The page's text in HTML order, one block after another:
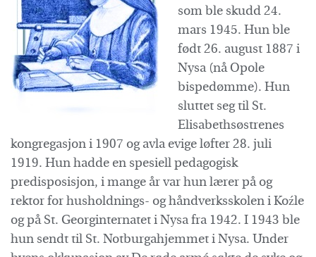
som ble skudd 24.
mars 1945. Hun ble
født 26. august 1887 i
Nysa (nå Opole
bispedømme). Hun
sluttet seg til St.
Elisabethsøstrenes
kongregasjon i 1907 og avla evige løfter 28. juli
1919. Hun hadde en spesiell pedagogisk
predisposisjon, i mange år var hun lærer på og
rektor for husholdnings- og håndverksskolen i Koźle
og på St. Georginternatet i Nysa fra 1942. I 1943 ble
hun sendt til St. Notburgahjemmet i Nysa. Under